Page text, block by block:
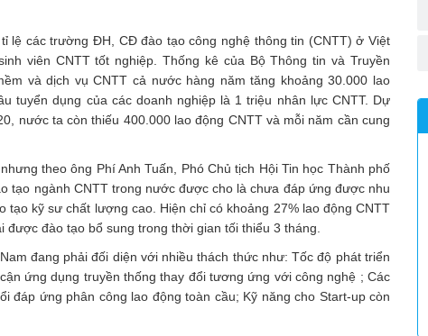
lệ các trường ĐH, CĐ đào tạo công nghệ thông tin (CNTT) ở Việt
viên CNTT tốt nghiệp. Thống kê của Bộ Thông tin và Truyền
và dịch vụ CNTT cả nước hàng năm tăng khoảng 30.000 lao
tuyển dụng của các doanh nghiệp là 1 triệu nhân lực CNTT. Dự
nước ta còn thiếu 400.000 lao động CNTT và mỗi năm cần cung
theo ông Phí Anh Tuấn, Phó Chủ tịch Hội Tin học Thành phố
tạo ngành CNTT trong nước được cho là chưa đáp ứng được nhu
tạo kỹ sư chất lượng cao. Hiện chỉ có khoảng 27% lao động CNTT
đào tạo bổ sung trong thời gian tối thiểu 3 tháng.
đang phải đối diện với nhiều thách thức như: Tốc độ phát triển
ứng dụng truyền thống thay đổi tương ứng với công nghệ ; Các
đáp ứng phân công lao động toàn cầu; Kỹ năng cho Start-up còn